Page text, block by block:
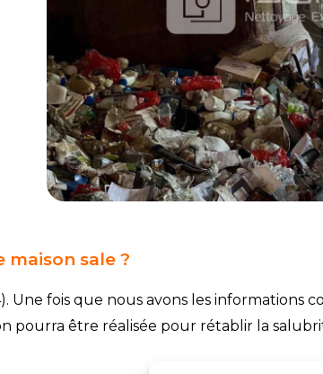
sale ?
fois que nous avons les informations
pourra être réalisée pour rétablir la